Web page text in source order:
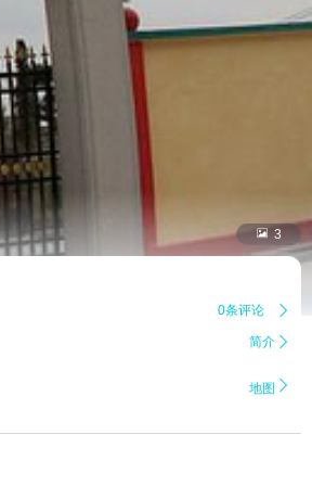
 3
0条评论 
简介 
地图 